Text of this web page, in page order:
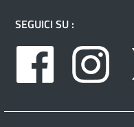
SEGUICI SU :
Facebook